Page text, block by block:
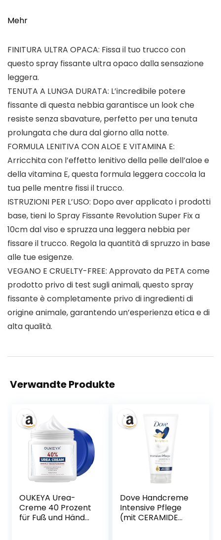
Mehr
FINITURA ULTRA OPACA: Fissa il tuo trucco con
questo spray fissante ultra opaco dalla sensazione
leggera.
TENUTA A LUNGA DURATA: L’incredibile potere
fissante di questa nebbia garantisce un look che
resiste senza sbavature, perfetto per una tenuta
prolungata che dura dal giorno alla notte.
FORMULA LENITIVA CON ALOE E VITAMINA E:
Arricchita con l’effetto lenitivo della pelle dell’aloe e
della vitamina E, questa formula leggera coccola la
tua pelle mentre fissi il trucco.
ISTRUZIONI PER L’USO: Dopo aver applicato i prodotti
base, tieni lo Spray Fissante Revolution Super Fix a
10cm dal viso e spruzza una leggera nebbia per
fissare il trucco. Regola la quantità di spruzzo in base
alle tue esigenze.
VEGANO E CRUELTY-FREE: Approvato da PETA come
prodotto privo di test sugli animali, questo spray
fissante è completamente privo di ingredienti di
origine animale, garantendo un’esperienza etica e di
alta qualità.
Verwandte Produkte
OUKEYA Urea-
Creme 40 Prozent
für Fuß und Hände,
Dove Handcreme
Intensive Pflege
(mit CERAMIDE